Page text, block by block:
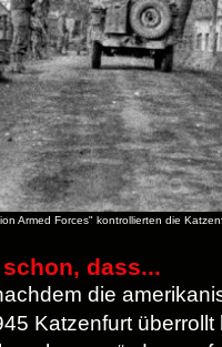
Armed Forces" kontrollierten die
dass...
die
Katzenfurt überrollt